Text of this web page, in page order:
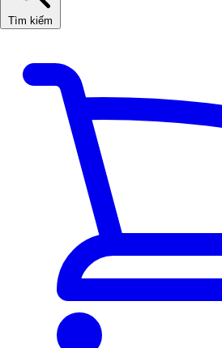
Tìm kiếm